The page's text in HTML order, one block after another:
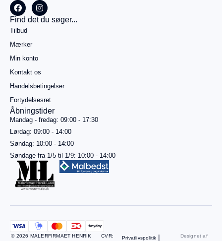
alt
Køb for
499,00kr.
mere for
gratis
betaling
kurv
Find det du søger...
Tilbud
Mærker
Min konto
Kontakt os
Handelsbetingelser
Fortydelsesret
Åbningstider
Mandag - fredag: 09:00 - 17:30
Lørdag: 09:00 - 14:00
Søndag: 10:00 - 14:00
Søndage fra 1/5 til 1/9: 10:00 - 14:00
© 2026 MALERFIRMAET HENRIK
CVR:
Privatlivspolitik |
Designet af